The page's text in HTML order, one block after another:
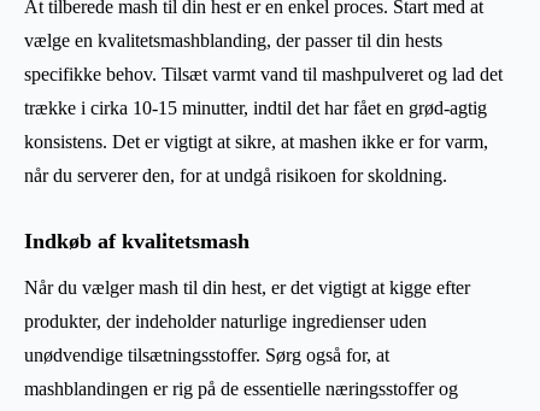
At tilberede mash til din hest er en enkel proces. Start med at
vælge en kvalitetsmashblanding, der passer til din hests
specifikke behov. Tilsæt varmt vand til mashpulveret og lad det
trække i cirka 10-15 minutter, indtil det har fået en grød-agtig
konsistens. Det er vigtigt at sikre, at mashen ikke er for varm,
når du serverer den, for at undgå risikoen for skoldning.
Indkøb af kvalitetsmash
Når du vælger mash til din hest, er det vigtigt at kigge efter
produkter, der indeholder naturlige ingredienser uden
unødvendige tilsætningsstoffer. Sørg også for, at
mashblandingen er rig på de essentielle næringsstoffer og